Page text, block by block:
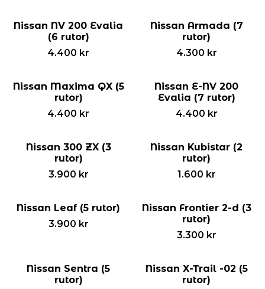
Nissan NV 200 Evalia
(6 rutor)
4.400 kr
Nissan Armada (7
rutor)
4.300 kr
Nissan Maxima QX (5
rutor)
4.400 kr
Nissan E-NV 200
Evalia (7 rutor)
4.400 kr
Nissan 300 ZX (3
rutor)
3.900 kr
Nissan Kubistar (2
rutor)
1.600 kr
Nissan Leaf (5 rutor)
3.900 kr
Nissan Frontier 2-d (3
rutor)
3.300 kr
Nissan Sentra (5
rutor)
Nissan X-Trail -02 (5
rutor)